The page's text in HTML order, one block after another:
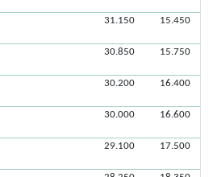
31.150 15.450
30.850 15.750
30.200 16.400
30.000 16.600
29.100 17.500